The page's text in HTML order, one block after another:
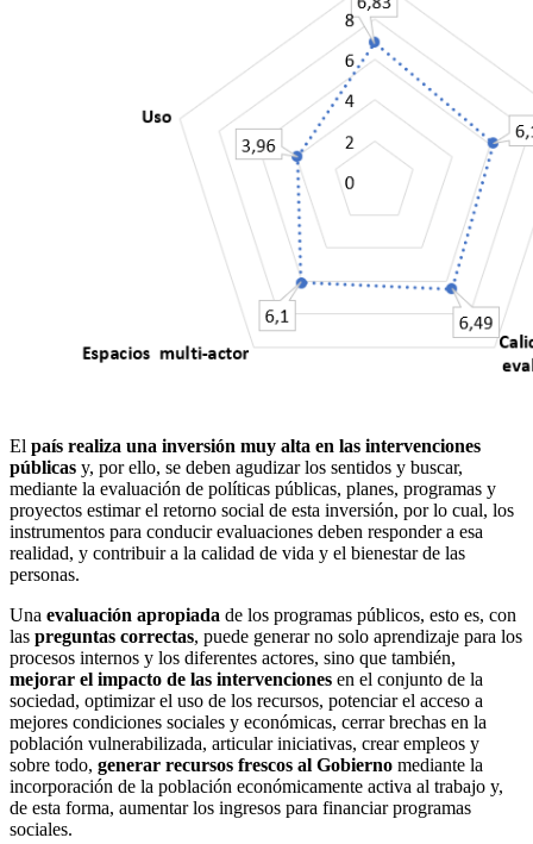
El país realiza una inversión muy alta en las intervenciones
públicas y, por ello, se deben agudizar los sentidos y buscar,
mediante la evaluación de políticas públicas, planes, programas y
proyectos estimar el retorno social de esta inversión, por lo cual, los
instrumentos para conducir evaluaciones deben responder a esa
realidad, y contribuir a la calidad de vida y el bienestar de las
personas.
Una evaluación apropiada de los programas públicos, esto es, con
las preguntas correctas, puede generar no solo aprendizaje para los
procesos internos y los diferentes actores, sino que también,
mejorar el impacto de las intervenciones en el conjunto de la
sociedad, optimizar el uso de los recursos, potenciar el acceso a
mejores condiciones sociales y económicas, cerrar brechas en la
población vulnerabilizada, articular iniciativas, crear empleos y
sobre todo, generar recursos frescos al Gobierno mediante la
incorporación de la población económicamente activa al trabajo y,
de esta forma, aumentar los ingresos para financiar programas
sociales.